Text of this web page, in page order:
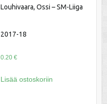
Louhivaara, Ossi – SM-Liiga
2017-18
0.20 €
Lisää ostoskoriin